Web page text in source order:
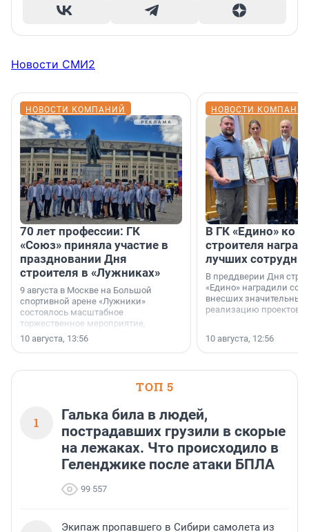
Новости СМИ2
НОВОСТИ КОМПАНИЙ
70 лет профессии: ГК
«Союз» приняла участие в
праздновании Дня
строителя в «Лужниках»
9 августа в Москве на Большой
спортивной арене «Лужники»
состоялось масштабное
торжественное мероприятие,
посвящённое 70-летию Дня
строителя.
10 августа, 13:56
НОВОСТИ
В ГК «Едино» ко
строителя
лучших
В преддверии Дня
«Едино» наградили
внесших значительный
реализацию проектов
10 августа, 12:56
ТОП 5
1
Галька била в людей,
пострадавших грузили в скорые
на лежаках. Что происходило в
Геленджике после атаки БПЛА
99 557
Экипаж пропавшего в Сибири самолета из